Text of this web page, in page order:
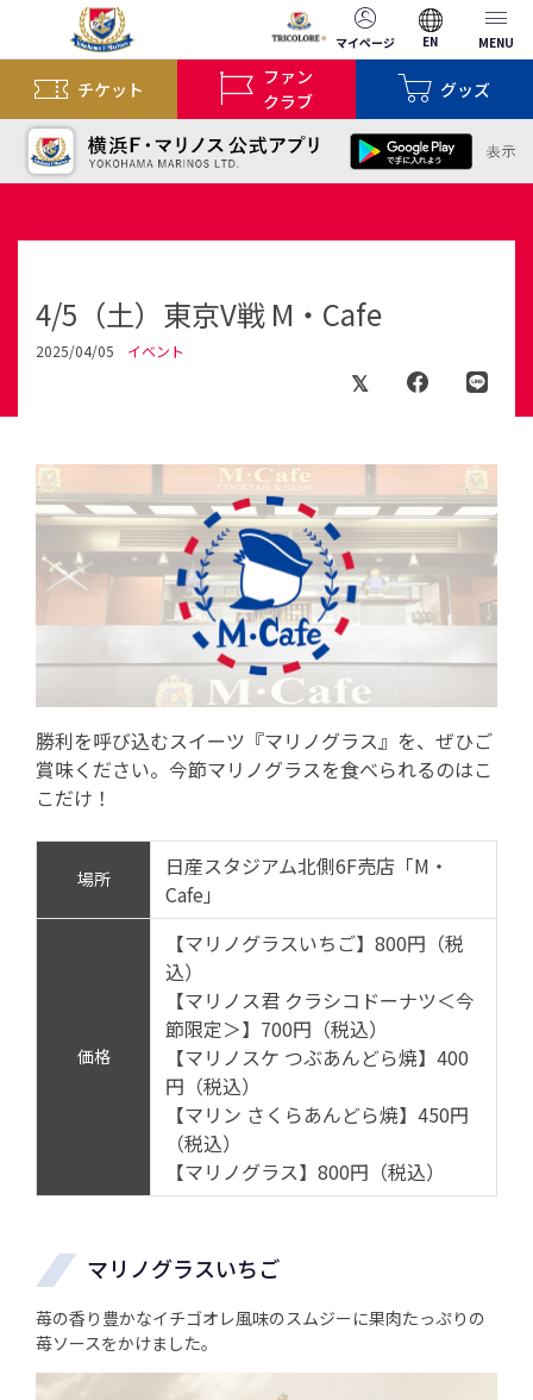
マイページ EN MENU
チケット
ファン
クラブ
グッズ
4/5（土）東京V戦 M・Cafe
2025/04/05 イベント
勝利を呼び込むスイーツ『マリノグラス』を、ぜひご
賞味ください。今節マリノグラスを食べられるのはこ
こだけ！
場所
日産スタジアム北側6F売店「M・
Cafe」
価格
【マリノグラスいちご】800円（税
込）
【マリノス君 クラシコドーナツ＜今
節限定＞】700円（税込）
【マリノスケ つぶあんどら焼】400
円（税込）
【マリン さくらあんどら焼】450円
（税込）
【マリノグラス】800円（税込）
マリノグラスいちご
苺の香り豊かなイチゴオレ風味のスムジーに果肉たっぷりの
苺ソースをかけました。